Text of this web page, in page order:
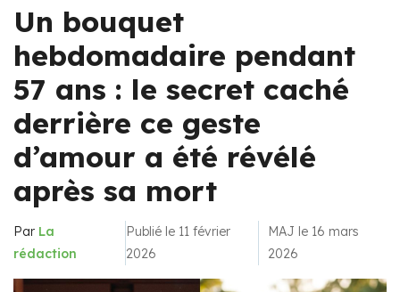
Un bouquet
hebdomadaire pendant
57 ans : le secret caché
derrière ce geste
d’amour a été révélé
après sa mort
Par La
rédaction
Publié le 11 février
2026
MAJ le 16 mars
2026